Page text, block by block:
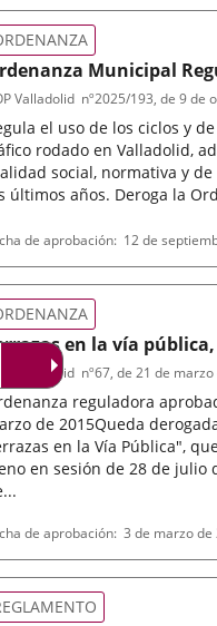
Municipal
de movilidad
especiales de
el uso de los ciclos y
rodado en Valladolid,
social, normativa y
últimos años. Deroga la
Valladolid nº2025/193, de 9 de
de aprobación 12 de
en la vía
reguladora
de 2015Queda
en la Vía Pública",
en sesión de 28 de julio
Valladolid nº67, de 21 de
de aprobación 3 de marzo de